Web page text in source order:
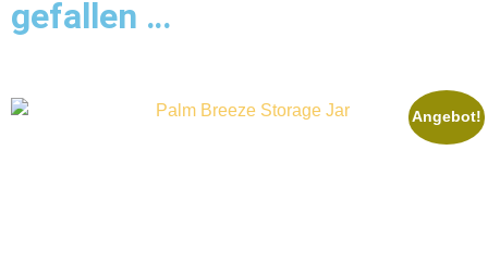
gefallen …
Angebot!